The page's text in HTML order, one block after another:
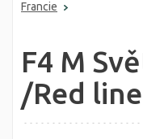
Francie
F4 M
/Red